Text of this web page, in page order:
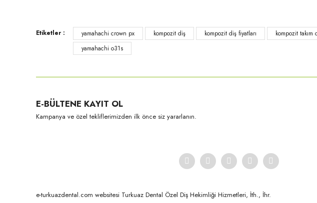
Bu ürüne benzer farklı alternatifler olmalı.
CrownPX - S71 formu D3
CrownPX - S61S formu A2
Etiketler : yamahachi crown px kompozit diş kompozit diş fiyatları kompozit takım
yamahachi o31s
E-BÜLTENE KAYIT OL
Kampanya ve özel tekliflerimizden ilk önce siz yararlanın.
e-turkuazdental.com websitesi Turkuaz Dental Özel Diş Hekimliği Hizmetleri, İth., İhr.